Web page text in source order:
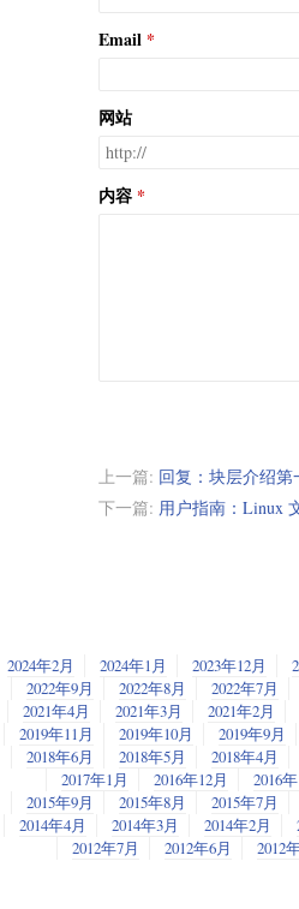
Email
网站
内容
上一篇: 回复：块层介绍
下一篇: 用户指南：Linux
2024年2月 2024年1月 2023年12月
2022年9月
2022年8月 2022年7月
2021年4月
2021年3月 2021年2月
2019年11月
2019年10月 2019年9月
2018年6月
2018年5月 2018年4月
2017年1月
2016年12月 2016
2015年9月
2015年8月 2015年7月
2014年4月
2014年3月 2014年2月
2012年7月
2012年6月 2012